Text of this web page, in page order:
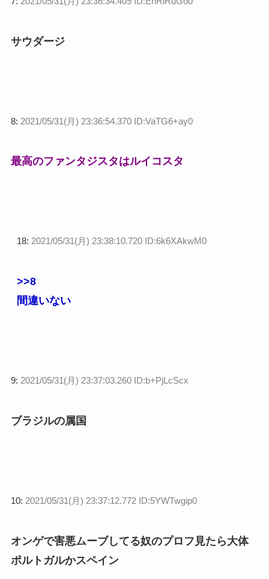
サウダージ
8: 2021/05/31(月) 23:36:54.370 ID:VaTG6+ay0
最高のファンタジスタはルイコスタ
18: 2021/05/31(月) 23:38:10.720 ID:6k6XAkwM0
>>8
間違いない
9: 2021/05/31(月) 23:37:03.260 ID:b+PjLcScx
ブラジルの属国
10: 2021/05/31(月) 23:37:12.772 ID:5YWTwgip0
オンゲで害悪ムーブしてる奴のプロフ見たら大体
ポルトガルかスペイン